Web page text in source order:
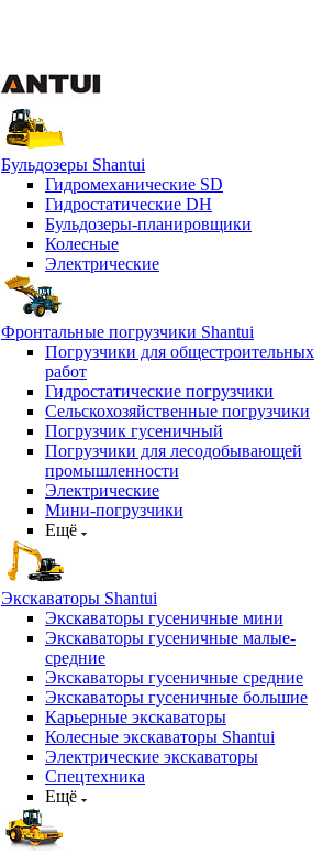
Бульдозеры Shantui
Гидромеханические SD
Гидростатические DH
Бульдозеры-планировщики
Колесные
Электрические
Фронтальные погрузчики Shantui
Погрузчики для общестроительных
работ
Гидростатические погрузчики
Сельскохозяйственные погрузчики
Погрузчик гусеничный
Погрузчики для лесодобывающей
промышленности
Электрические
Мини-погрузчики
Ещё
Экскаваторы Shantui
Экскаваторы гусеничные мини
Экскаваторы гусеничные малые-
средние
Экскаваторы гусеничные средние
Экскаваторы гусеничные большие
Карьерные экскаваторы
Колесные экскаваторы Shantui
Электрические экскаваторы
Спецтехника
Ещё